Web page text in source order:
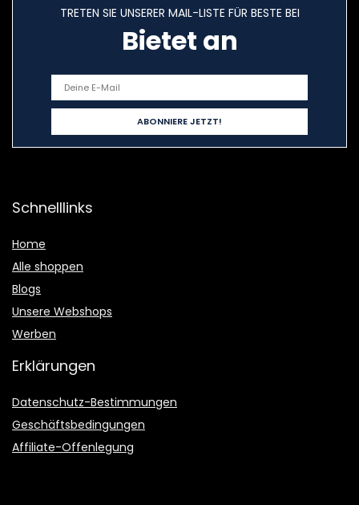
TRETEN SIE UNSERER MAIL-LISTE FÜR BESTE BEI
Bietet an
Schnelllinks
Home
Alle shoppen
Blogs
Unsere Webshops
Werben
Erklärungen
Datenschutz-Bestimmungen
Geschäftsbedingungen
Affiliate-Offenlegung